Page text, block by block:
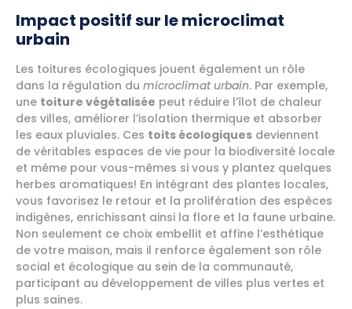
Impact positif sur le microclimat
urbain
Les toitures écologiques jouent également un rôle
dans la régulation du microclimat urbain. Par exemple,
une toiture végétalisée peut réduire l’îlot de chaleur
des villes, améliorer l’isolation thermique et absorber
les eaux pluviales. Ces toits écologiques deviennent
de véritables espaces de vie pour la biodiversité locale
et même pour vous-mêmes si vous y plantez quelques
herbes aromatiques! En intégrant des plantes locales,
vous favorisez le retour et la prolifération des espèces
indigènes, enrichissant ainsi la flore et la faune urbaine.
Non seulement ce choix embellit et affine l’esthétique
de votre maison, mais il renforce également son rôle
social et écologique au sein de la communauté,
participant au développement de villes plus vertes et
plus saines.